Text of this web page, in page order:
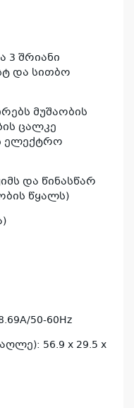
3 შრიანი
და სითბო
მუშაობის
ცალკე
ელექტრო
და წინასწარ
წყალს)
50-60Hz
56.9 x 29.5 x